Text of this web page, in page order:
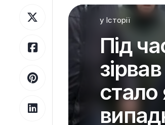
у Історії
Під
стало